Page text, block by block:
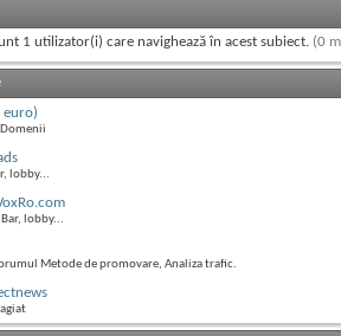
1 utilizator(i) care navighează în acest subiect. (0
euro)
lobby...
lobby...
Metode de promovare, Analiza trafic.